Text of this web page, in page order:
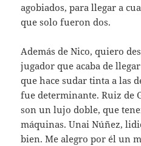
agobiados, para llegar a
que solo fueron dos.
Además de Nico, quiero
jugador que acaba de
que hace sudar tinta a las
fue determinante. Ruiz de
son un lujo doble, que
máquinas. Unai Núñez,
bien. Me alegro por él un